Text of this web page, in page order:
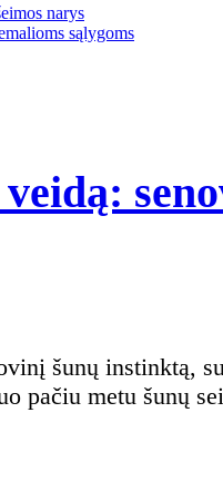
narys
sąlygoms
pačiu metu šunų